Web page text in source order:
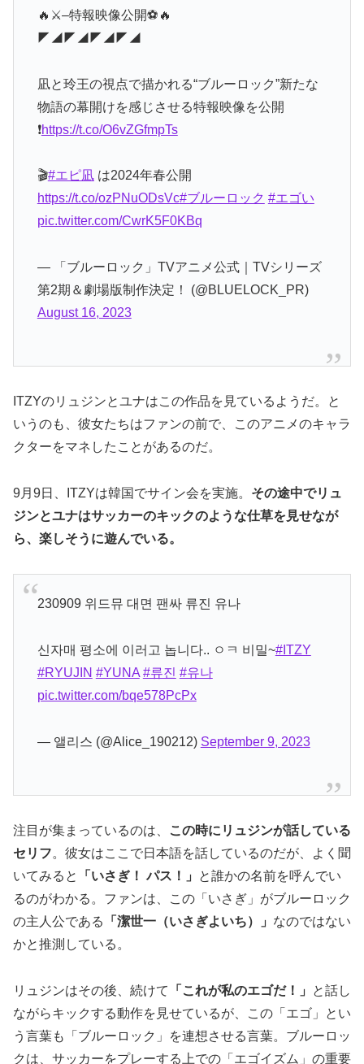
🔥⚔–特報映像公開⚽🔥
◤◢◤◢◤◢◤◢
凪と玲王の視点で描かれる“ブルーロック”新たな
物語の幕開けを感じさせる特報映像を公開
❗https://t.co/O6vZGfmpTs
🎬#エピ凪は2024年春公開
https://t.co/ozPNuODsVc#ブルーロック #エゴい
pic.twitter.com/CwrK5F0KBq
— 「ブルーロック」TVアニメ公式｜TVシリーズ
第2期＆劇場版制作決定！ (@BLUELOCK_PR)
August 16, 2023
ITZYのリュジンとユナはこの作品を見ているようだ。と
いうのも、彼女たちはファンの前で、このアニメのキャラ
クターをマネしたことがあるのだ。
9月9日、ITZYは韓国でサイン会を実施。 その途中でリュ
ジンとユナはサッカーのキックのような仕草を見せなが
ら、楽しそうに遊んでいる。
230909 위드뮤 대면 팬싸 류진 유나
신자매 평소에 이러고 놉니다.. ㅇㅋ 비밀~#ITZY
#RYUJIN #YUNA #류진 #유나
pic.twitter.com/bqe578PcPx
— 앨리스 (@Alice_190212) September 9, 2023
注目が集まっているのは、
この時にリュジンが話している
セリフ。彼女はここで日本語を話しているのだが、よく聞
いてみると
「いさぎ！ パス！」
と誰かの名前を呼んでい
るのがわかる。ファンは、この「いさぎ」がブルーロック
の主人公である
「潔世一（いさぎよいち）」 なのではない
かと推測している。
リュジンはその後、続けて 「これが私のエゴだ！」
と話し
ながらキックする動作を見せているが、この「エゴ」とい
う言葉も「ブルーロック」を連想させる言葉。ブルーロッ
クは、サッカーをプレーする上での「エゴイズム」の重要